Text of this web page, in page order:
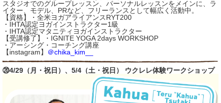
スタジオでのグループレッスン、パーソナルレッスンをメインに、ラ
イター、モデル、PRなど、フリーランスとして幅広く活動中。
【資格】・全米ヨガアライアンスRYT200
・IHTA認定ヨガインストラクター1級
・IHTA認定マタニティヨガインストラクター
【受講修了】・IGNITE YOGA 2days WORKSHOP
・アーシング・コーチング講座
【instagram】 ＠chika_kim__
⑳4/29（月・祝日）、5/4（土・祝日） ウクレレ体験ワークショップ